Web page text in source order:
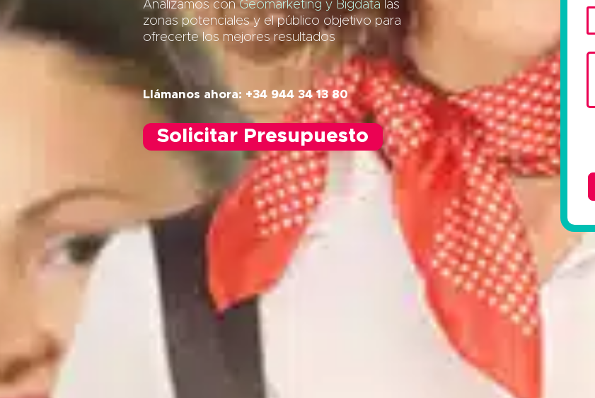
Analizamos conGeomarketing y Bigdata las
zonas potenciales y el público objetivo para
ofrecerte los mejores resultados
Llámanos ahora: +34 944 34 13 80
Solicitar Presupuesto